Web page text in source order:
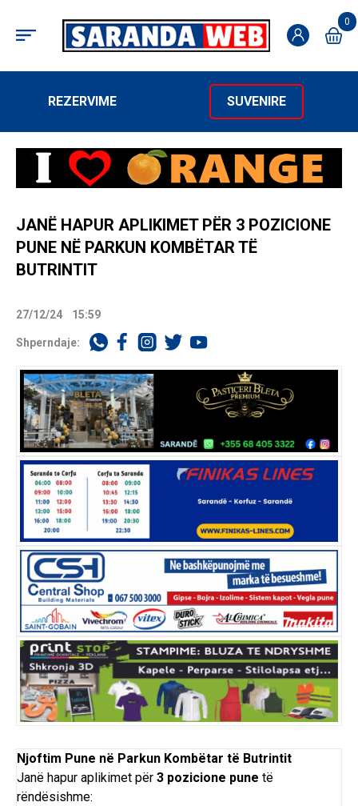
0
REZERVIME SUVENIRE
JANË HAPUR APLIKIMET PËR 3 POZICIONE
PUNE NË PARKUN KOMBËTAR TË
BUTRINTIT
27/12/24 15:59
Shperndaje:
Njoftim Pune në Parkun Kombëtar të Butrintit
Janë hapur aplikimet për 3 pozicione pune të
rëndësishme: